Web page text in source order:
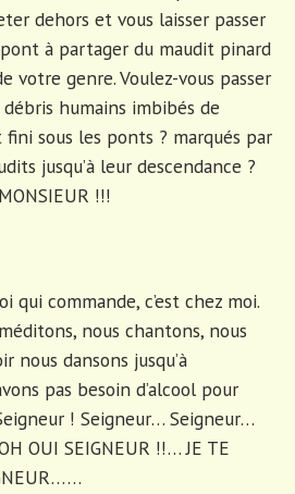
dehors et vous laisser passer
à partager du maudit pinard
votre genre. Voulez-vous passer
débris humains imbibés de
sous les ponts ? marqués par
jusqu’à leur descendance ?
!!!
qui commande, c’est chez moi.
nous chantons, nous
nous dansons jusqu’à
pas besoin d’alcool pour
! Seigneur… Seigneur…
OUI SEIGNEUR !!… JE TE